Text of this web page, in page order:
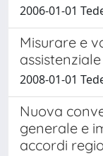
2006-01-01
Misurare e
2008-01-01
Nuova
generale e
accordi